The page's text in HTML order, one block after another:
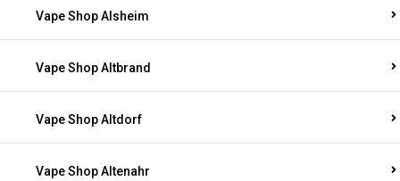
Vape Shop Alsheim
Vape Shop Altbrand
Vape Shop Altdorf
Vape Shop Altenahr